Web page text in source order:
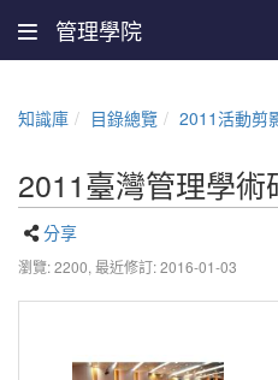
管理學院
知識庫 目錄總覽 2011活動剪
2011臺灣管理學術
分享
瀏覽: 2200, 最近修訂: 2016-01-03